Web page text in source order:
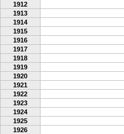
1912
1913
1914
1915
1916
1917
1918
1919
1920
1921
1922
1923
1924
1925
1926